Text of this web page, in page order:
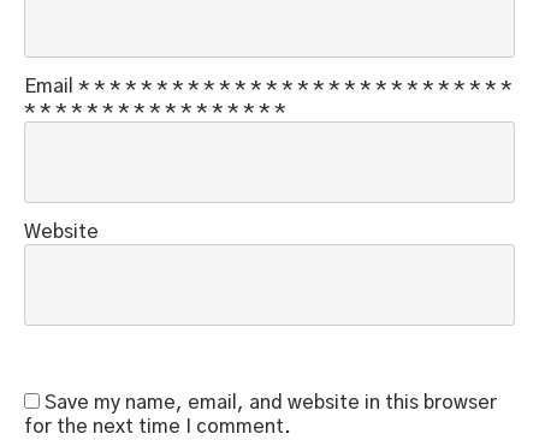
Email * * * * * * * * * * * * * * * * * * * * * * * * * * * *
* * * * * * * * * * * * * * * * *
Website
Save my name, email, and website in this browser
for the next time I comment.